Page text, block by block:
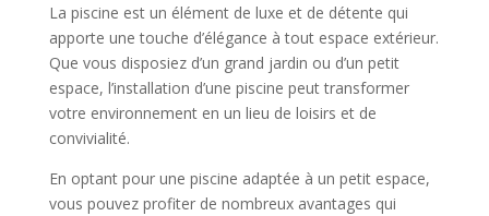
La piscine est un élément de luxe et de détente qui
apporte une touche d’élégance à tout espace extérieur.
Que vous disposiez d’un grand jardin ou d’un petit
espace, l’installation d’une piscine peut transformer
votre environnement en un lieu de loisirs et de
convivialité.
En optant pour une piscine adaptée à un petit espace,
vous pouvez profiter de nombreux avantages qui